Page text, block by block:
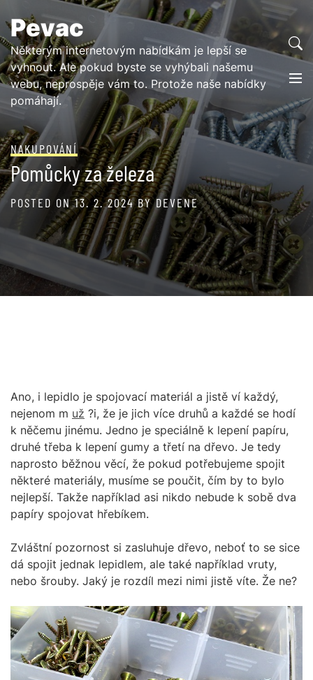
to
content
Pevac
Některým internetovým nabídkám je lepší se
vyhnout. Ale pokud byste se vyhýbali našemu
webu, neprospěje vám to. Protože naše nabídky
pomáhají.
NAKUPOVÁNÍ
Pomůcky za železa
POSTED ON13. 2. 2024BYDEVENE
Ano, i lepidlo je spojovací materiál a jistě ví každý,
nejenom m už ?i, že je jich více druhů a každé se hodí
k něčemu jinému. Jedno je speciálně k lepení papíru,
druhé třeba k lepení gumy a třetí na dřevo. Je tedy
naprosto běžnou věcí, že pokud potřebujeme spojit
některé materiály, musíme se poučit, čím by to bylo
nejlepší. Takže například asi nikdo nebude k sobě dva
papíry spojovat hřebíkem.
Zvláštní pozornost si zasluhuje dřevo, neboť to se sice
dá spojit jednak lepidlem, ale také například vruty,
nebo šrouby. Jaký je rozdíl mezi nimi jistě víte. Že ne?